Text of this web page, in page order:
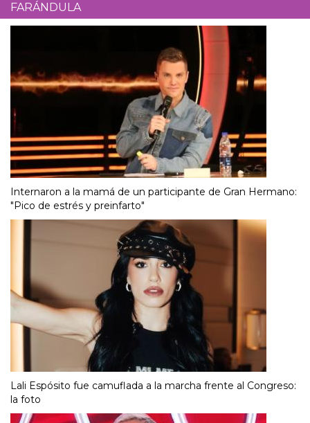
FARÁNDULA
Internaron a la mamá de un participante de Gran Hermano:
"Pico de estrés y preinfarto"
Lali Espósito fue camuflada a la marcha frente al Congreso:
la foto